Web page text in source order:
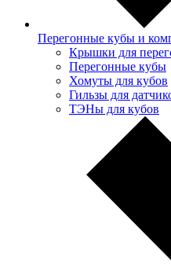
Перегонные кубы и
Крышки для
Перегонные кубы
Хомуты для кубов
Гильзы для
ТЭНы для кубов